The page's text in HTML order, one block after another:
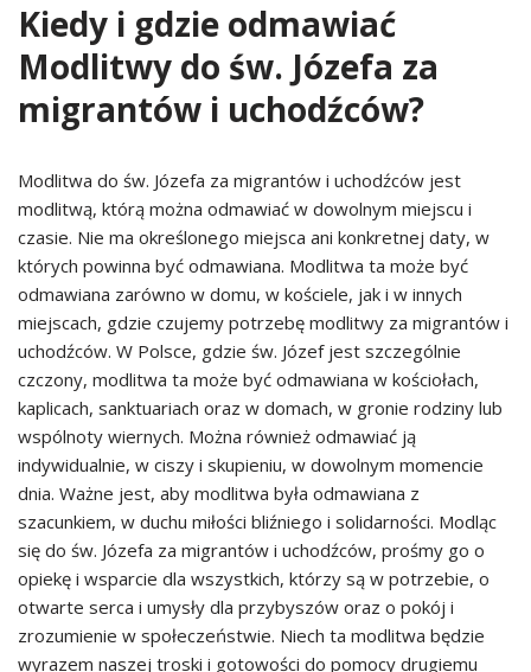
Kiedy i gdzie odmawiać
Modlitwy do św. Józefa za
migrantów i uchodźców?
Modlitwa do św. Józefa za migrantów i uchodźców jest
modlitwą, którą można odmawiać w dowolnym miejscu i
czasie. Nie ma określonego miejsca ani konkretnej daty, w
których powinna być odmawiana. Modlitwa ta może być
odmawiana zarówno w domu, w kościele, jak i w innych
miejscach, gdzie czujemy potrzebę modlitwy za migrantów i
uchodźców. W Polsce, gdzie św. Józef jest szczególnie
czczony, modlitwa ta może być odmawiana w kościołach,
kaplicach, sanktuariach oraz w domach, w gronie rodziny lub
wspólnoty wiernych. Można również odmawiać ją
indywidualnie, w ciszy i skupieniu, w dowolnym momencie
dnia. Ważne jest, aby modlitwa była odmawiana z
szacunkiem, w duchu miłości bliźniego i solidarności. Modląc
się do św. Józefa za migrantów i uchodźców, prośmy go o
opiekę i wsparcie dla wszystkich, którzy są w potrzebie, o
otwarte serca i umysły dla przybyszów oraz o pokój i
zrozumienie w społeczeństwie. Niech ta modlitwa będzie
wyrazem naszej troski i gotowości do pomocy drugiemu